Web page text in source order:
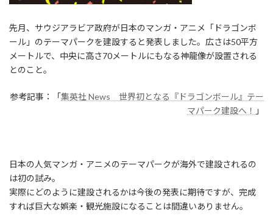
先月、サウジアラビア政府が日本のマンガ・アニメ「ドラゴンボ
ール」のテーマパークを建設すると発表しました。広さは50平方
メートルで、中央に高さ70メートルにもなる神龍像が設置される
とのこと。
参考記事：「集英社 News 世界初となる『ドラゴンボール』テー
マパーク建設へ！ 」
日本の人気マンガ・アニメのテーマパークが海外で建設されるの
は初の試み。
実際にどのように建設されるかは今後の発表に期待ですが、完成
すれば巨大な娯楽・観光施設になることは間違いありません。